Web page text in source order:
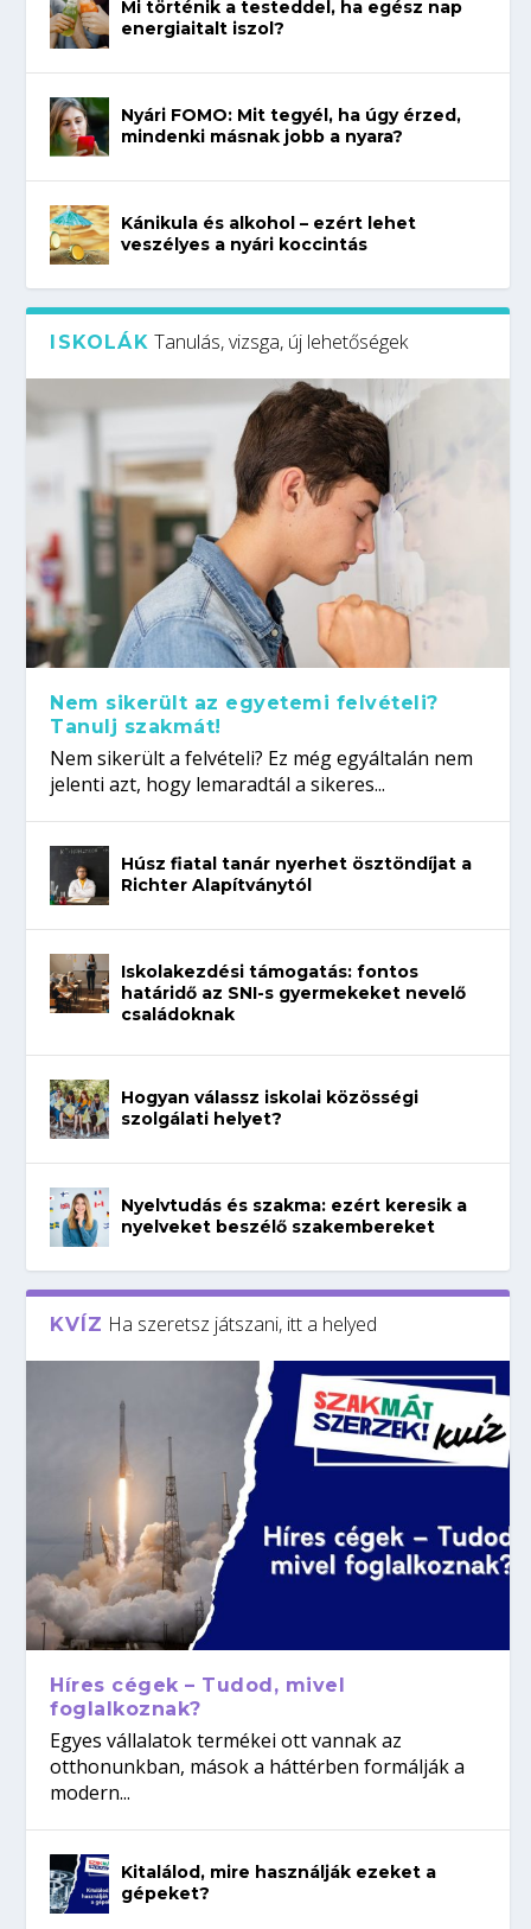
Mi történik a testeddel, ha egész nap
energiaitalt iszol?
Nyári FOMO: Mit tegyél, ha úgy érzed,
mindenki másnak jobb a nyara?
Kánikula és alkohol – ezért lehet
veszélyes a nyári koccintás
ISKOLÁK Tanulás, vizsga, új lehetőségek
Nem sikerült az egyetemi felvételi?
Tanulj szakmát!
Nem sikerült a felvételi? Ez még egyáltalán nem
jelenti azt, hogy lemaradtál a sikeres...
Húsz fiatal tanár nyerhet ösztöndíjat a
Richter Alapítványtól
Iskolakezdési támogatás: fontos
határidő az SNI-s gyermekeket nevelő
családoknak
Hogyan válassz iskolai közösségi
szolgálati helyet?
Nyelvtudás és szakma: ezért keresik a
nyelveket beszélő szakembereket
KVÍZ Ha szeretsz játszani, itt a helyed
Híres cégek – Tudod, mivel
foglalkoznak?
Egyes vállalatok termékei ott vannak az
otthonunkban, mások a háttérben formálják a
modern...
Kitalálod, mire használják ezeket a
gépeket?